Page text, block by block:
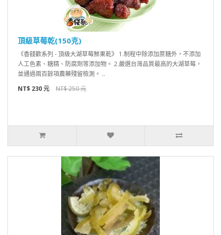
頂級草莓乾(150克)
《香餞歡系列 - 頂級大湖草莓鮮果乾》 1.制程中除添加蔗糖外，不添加
人工色素、糖精、防腐劑等添加物。 2.嚴選台灣品質最高的大湖草莓，
並通過兩百餘項農藥殘留檢測。 ..
NT$ 230 元
NT$ 250 元